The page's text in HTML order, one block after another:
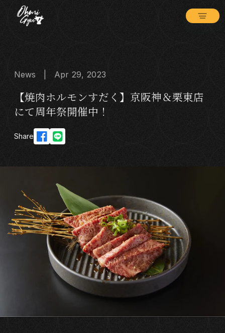
News | Apr 29, 2023
【焼肉ホルモンすだく】京阪神＆栗東店
にて周年祭開催中！
Share